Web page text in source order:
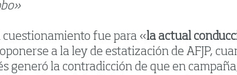
cuestionamiento fue para «la actual
a la ley de estatización de AFJP,
generó la contradicción de que en